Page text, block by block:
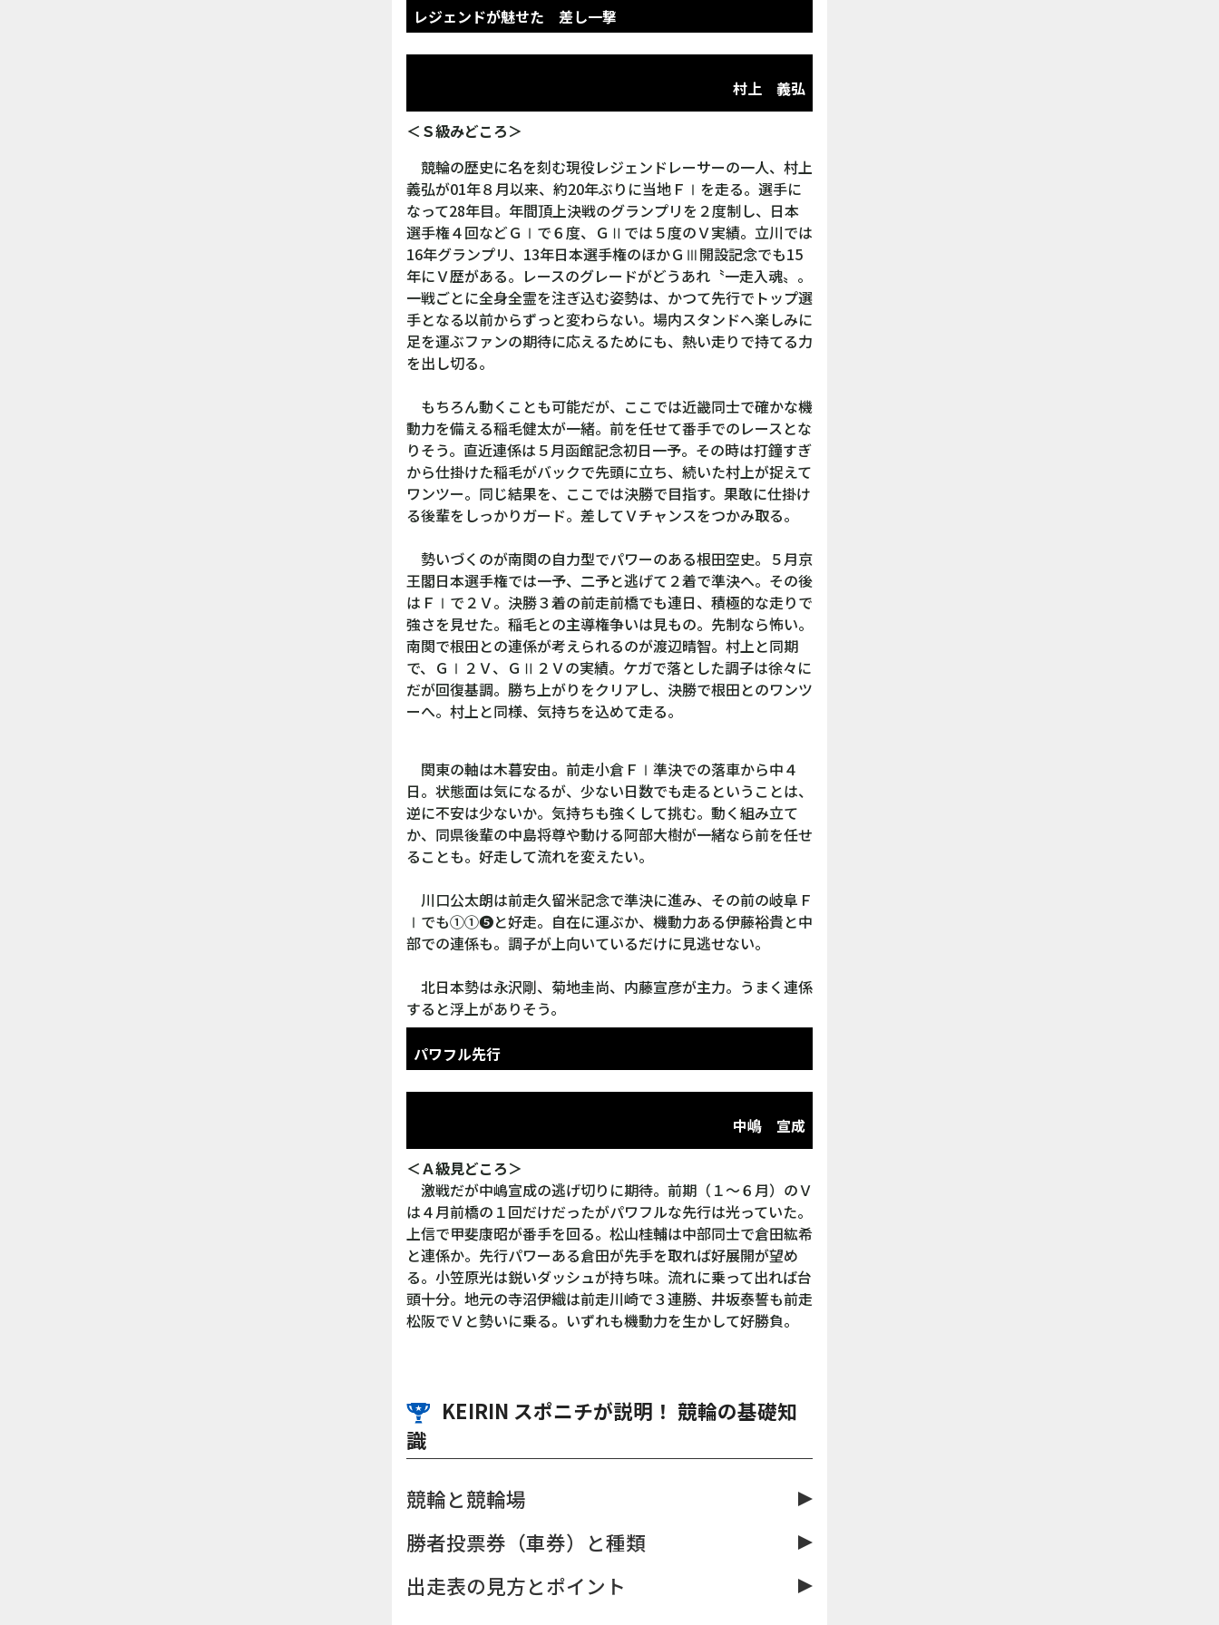
レジェンドが魅せた 差し一撃
村上 義弘
＜Ｓ級みどころ＞
競輪の歴史に名を刻む現役レジェンドレーサーの一人、村上
義弘が01年８月以来、約20年ぶりに当地ＦⅠを走る。選手に
なって28年目。年間頂上決戦のグランプリを２度制し、日本
選手権４回などＧⅠで６度、ＧⅡでは５度のＶ実績。立川では
16年グランプリ、13年日本選手権のほかＧⅢ開設記念でも15
年にＶ歴がある。レースのグレードがどうあれ〝一走入魂〟。
一戦ごとに全身全霊を注ぎ込む姿勢は、かつて先行でトップ選
手となる以前からずっと変わらない。場内スタンドへ楽しみに
足を運ぶファンの期待に応えるためにも、熱い走りで持てる力
を出し切る。
もちろん動くことも可能だが、ここでは近畿同士で確かな機
動力を備える稲毛健太が一緒。前を任せて番手でのレースとな
りそう。直近連係は５月函館記念初日一予。その時は打鐘すぎ
から仕掛けた稲毛がバックで先頭に立ち、続いた村上が捉えて
ワンツー。同じ結果を、ここでは決勝で目指す。果敢に仕掛け
る後輩をしっかりガード。差してＶチャンスをつかみ取る。
勢いづくのが南関の自力型でパワーのある根田空史。５月京
王閣日本選手権では一予、二予と逃げて２着で準決へ。その後
はＦⅠで２Ｖ。決勝３着の前走前橋でも連日、積極的な走りで
強さを見せた。稲毛との主導権争いは見もの。先制なら怖い。
南関で根田との連係が考えられるのが渡辺晴智。村上と同期
で、ＧⅠ２Ｖ、ＧⅡ２Ｖの実績。ケガで落とした調子は徐々に
だが回復基調。勝ち上がりをクリアし、決勝で根田とのワンツ
ーへ。村上と同様、気持ちを込めて走る。
関東の軸は木暮安由。前走小倉ＦⅠ準決での落車から中４
日。状態面は気になるが、少ない日数でも走るということは、
逆に不安は少ないか。気持ちも強くして挑む。動く組み立て
か、同県後輩の中島将尊や動ける阿部大樹が一緒なら前を任せ
ることも。好走して流れを変えたい。
川口公太朗は前走久留米記念で準決に進み、その前の岐阜Ｆ
Ⅰでも①①❺と好走。自在に運ぶか、機動力ある伊藤裕貴と中
部での連係も。調子が上向いているだけに見逃せない。
北日本勢は永沢剛、菊地圭尚、内藤宣彦が主力。うまく連係
すると浮上がありそう。
パワフル先行
中嶋 宣成
＜Ａ級見どころ＞
激戦だが中嶋宣成の逃げ切りに期待。前期（１～６月）のＶ
は４月前橋の１回だけだったがパワフルな先行は光っていた。
上信で甲斐康昭が番手を回る。松山桂輔は中部同士で倉田紘希
と連係か。先行パワーある倉田が先手を取れば好展開が望め
る。小笠原光は鋭いダッシュが持ち味。流れに乗って出れば台
頭十分。地元の寺沼伊織は前走川崎で３連勝、井坂泰誓も前走
松阪でＶと勢いに乗る。いずれも機動力を生かして好勝負。
KEIRIN スポニチが説明！ 競輪の基礎知
識
競輪と競輪場
勝者投票券（車券）と種類
出走表の見方とポイント